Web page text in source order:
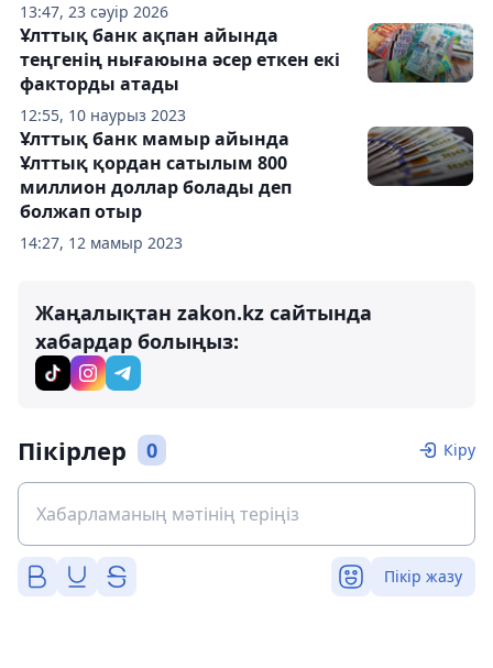
13:47, 23 сәуір 2026
12:55, 10 наурыз 2023
Ұлттық банк ақпан айында
теңгенің нығаюына әсер еткен екі
факторды атады
14:27, 12 мамыр 2023
Ұлттық банк мамыр айында
Ұлттық қордан сатылым 800
миллион доллар болады деп
болжап отыр
Жаңалықтан zakon.kz сайтында
хабардар болыңыз:
Пікірлер 0 Кіру
Пікір жазу